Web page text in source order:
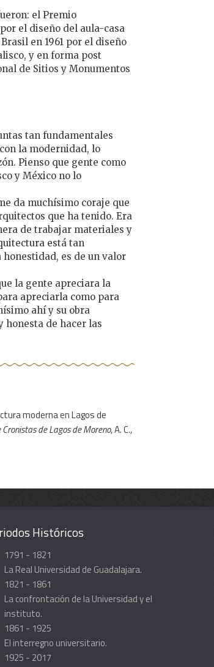
el Premio
el diseño del aula-casa
en 1961 por el diseño
y en forma post
de Sitios y Monumentos
tan fundamentales
la modernidad, lo
Pienso que gente como
y México no lo
da muchísimo coraje que
que ha tenido. Era
de trabajar materiales y
está tan
es de un valor
la gente apreciara la
apreciarla como para
ahí y su obra
honesta de hacer las
moderna en Lagos de
de Lagos de Moreno, A. C.,
histórica y biográfica de la Universidad de Guadalajara
Históricos
1791 - 1821
La Real Universidad de Guadalajara.
1821 - 1861
La confrontación de la Universidad y el
instituto.
1861 - 1925
El interregno universitario.
1925 - 2017